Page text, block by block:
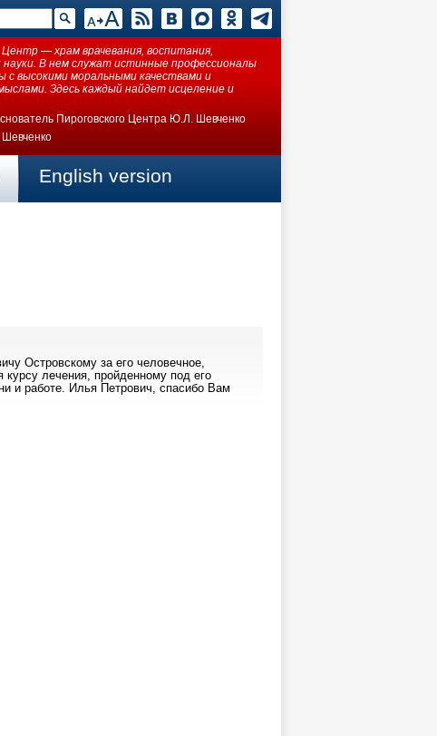
Центр — храм врачевания, воспитания,
науки. В нем служат истинные профессионалы
с высокими моральными качествами и
Здесь каждый найдет исцеление и
Пироговского Центра Ю.Л. Шевченко
English version
Островскому за его человечное,
лечения, пройденному под его
и работе. Илья Петрович, спасибо Вам